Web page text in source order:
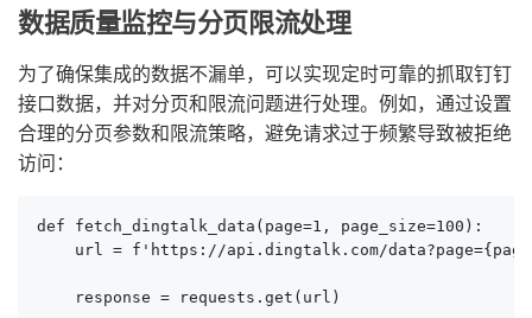
数据质量监控与分页限流处理
为了确保集成的数据不漏单，可以实现定时可靠的抓取钉钉
接口数据，并对分页和限流问题进行处理。例如，通过设置
合理的分页参数和限流策略，避免请求过于频繁导致被拒绝
访问：
def fetch_dingtalk_data(page=1, page_size=100):
url = f'https://api.dingtalk.com/
    response = requests.get(url)